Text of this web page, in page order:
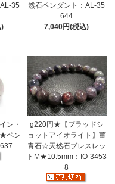
35
)
然石ペンダント：AL-35
644
7,040円(税込)
ン・
ペン
g220円★【ブラッドシ
ョットアイオライト】菫
青石☆天然石ブレスレッ
トM★10.5mm：IO-3453
8